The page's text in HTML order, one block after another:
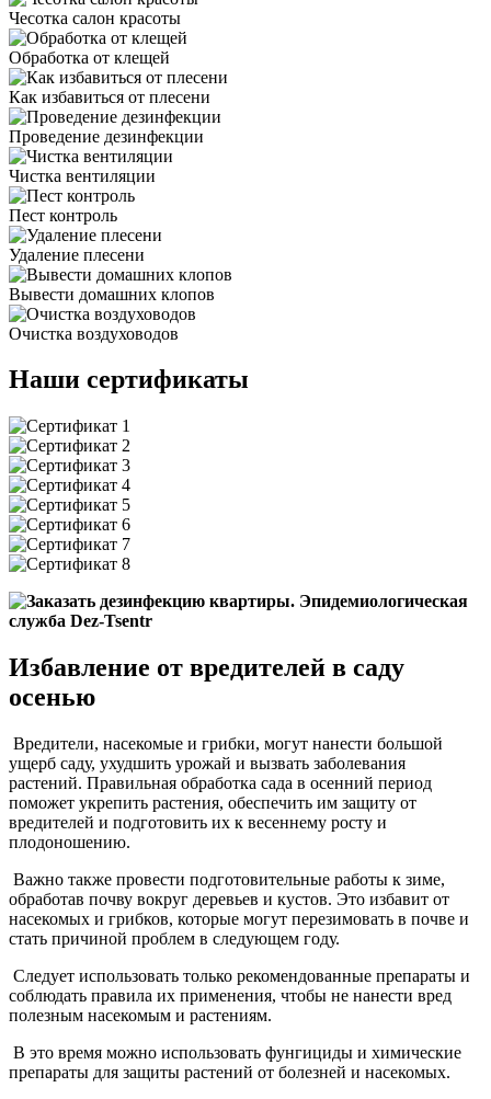
Чесотка салон красоты
Обработка от клещей
Как избавиться от плесени
Проведение дезинфекции
Чистка вентиляции
Пест контроль
Удаление плесени
Вывести домашних клопов
Очистка воздуховодов
Наши сертификаты
Избавление от вредителей в саду
осенью
Вредители, насекомые и грибки, могут нанести большой
ущерб саду, ухудшить урожай и вызвать заболевания
растений. Правильная обработка сада в осенний период
поможет укрепить растения, обеспечить им защиту от
вредителей и подготовить их к весеннему росту и
плодоношению.
Важно также провести подготовительные работы к зиме,
обработав почву вокруг деревьев и кустов. Это избавит от
насекомых и грибков, которые могут перезимовать в почве и
стать причиной проблем в следующем году.
Следует использовать только рекомендованные препараты и
соблюдать правила их применения, чтобы не нанести вред
полезным насекомым и растениям.
В это время можно использовать фунгициды и химические
препараты для защиты растений от болезней и насекомых.